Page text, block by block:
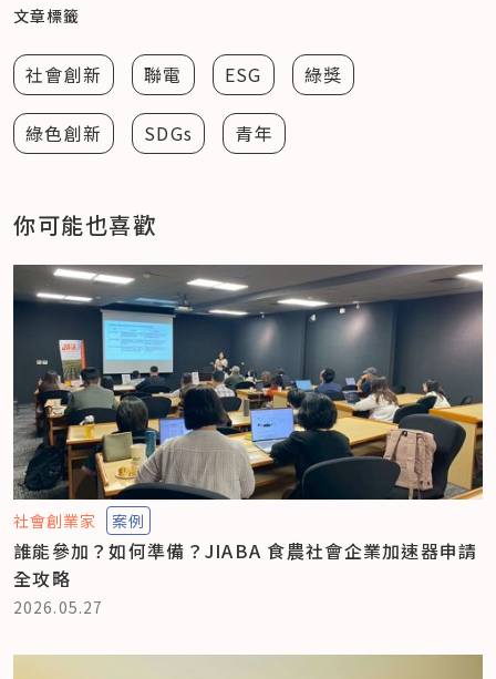
文章標籤
社會創新 聯電 ESG 綠獎
綠色創新 SDGs 青年
你可能也喜歡
社會創業家 案例
誰能參加？如何準備？JIABA 食農社會企業加速器申請
全攻略
2026.05.27